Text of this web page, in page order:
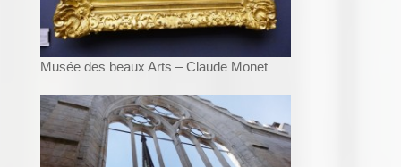
Musée des beaux Arts – Claude Monet